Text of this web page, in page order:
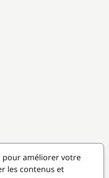
pour améliorer votre
les contenus et